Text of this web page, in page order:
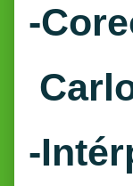
-
-